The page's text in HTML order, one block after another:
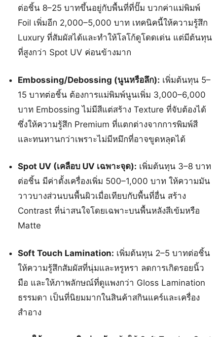
ต่อชิ้น 8–25 บาทขึ้นอยู่กับพื้นที่ที่ปั๊ม บวกค่าแม่พิมพ์
Foil เพิ่มอีก 2,000–5,000 บาท เทคนิคนี้ให้ความรู้สึก
Luxury ที่สัมผัสได้และทำให้โลโก้ดูโดดเด่น แต่มีต้นทุน
ที่สูงกว่า Spot UV ค่อนข้างมาก
Embossing/Debossing (นูนหรือลึก): เพิ่มต้นทุน 5–
15 บาทต่อชิ้น ต้องการแม่พิมพ์นูนเพิ่ม 3,000–6,000
บาท Embossing ไม่มีสีแต่สร้าง Texture ที่จับต้องได้
ซึ่งให้ความรู้สึก Premium ที่แตกต่างจากการพิมพ์สี
และทนทานกว่าเพราะไม่มีหมึกที่อาจขูดหลุดได้
Spot UV (เคลือบ UV เฉพาะจุด): เพิ่มต้นทุน 3–8 บาท
ต่อชิ้น มีค่าตั้งเครื่องเพิ่ม 500–1,000 บาท ให้ความมัน
วาวบางส่วนบนพื้นผิวเมื่อเทียบกับพื้นที่อื่น สร้าง
Contrast ที่น่าสนใจโดยเฉพาะบนพื้นหลังสีเข้มหรือ
Matte
Soft Touch Lamination: เพิ่มต้นทุน 2–5 บาทต่อชิ้น
ให้ความรู้สึกสัมผัสที่นุ่มและหรูหรา ลดการเกิดรอยนิ้ว
มือ และให้ภาพลักษณ์ที่ดูแพงกว่า Gloss Lamination
ธรรมดา เป็นที่นิยมมากในสินค้าสกินแคร์และเครื่อง
สำอาง